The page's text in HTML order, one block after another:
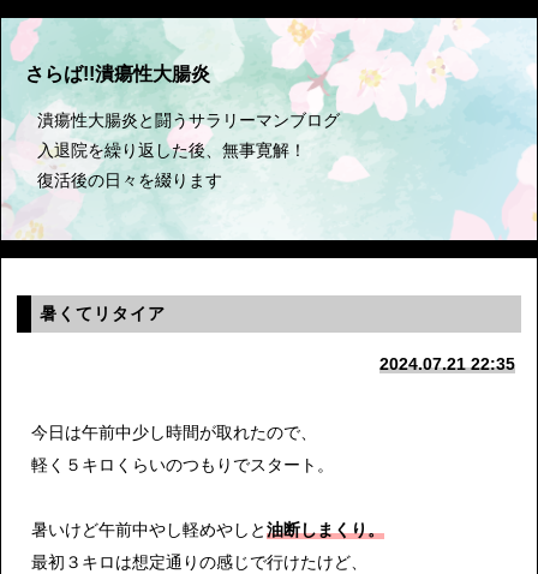
さらば!!潰瘍性大腸炎
潰瘍性大腸炎と闘うサラリーマンブログ
入退院を繰り返した後、無事寛解！
復活後の日々を綴ります
暑くてリタイア
2024.07.21 22:35
今日は午前中少し時間が取れたので、
軽く５キロくらいのつもりでスタート。
暑いけど午前中やし軽めやしと 油断しまくり。
最初３キロは想定通りの感じで行けたけど、